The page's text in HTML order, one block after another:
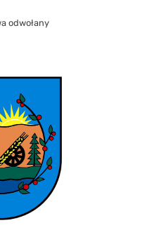
odwołany